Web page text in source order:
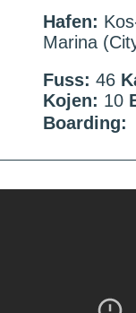
Hafen:
Marina
Fuss: 46
Kojen: 10
Boarding: